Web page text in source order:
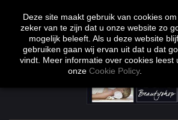
Deze site maakt gebruik van cookies
zeker van te zijn dat u onze website zo
mogelijk beleeft. Als u deze website
gebruiken gaan wij ervan uit dat u dat
vindt. Meer informatie over cookies leest
onze Cookie Policy.